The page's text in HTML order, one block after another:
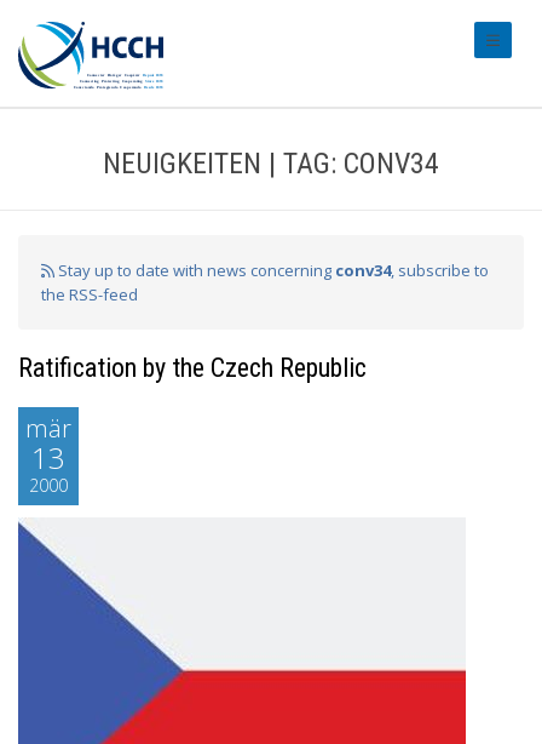
NEUIGKEITEN | TAG: CONV34
Stay up to date with news concerning conv34, subscribe to
the RSS-feed
Ratification by the Czech Republic
mär
13
2000